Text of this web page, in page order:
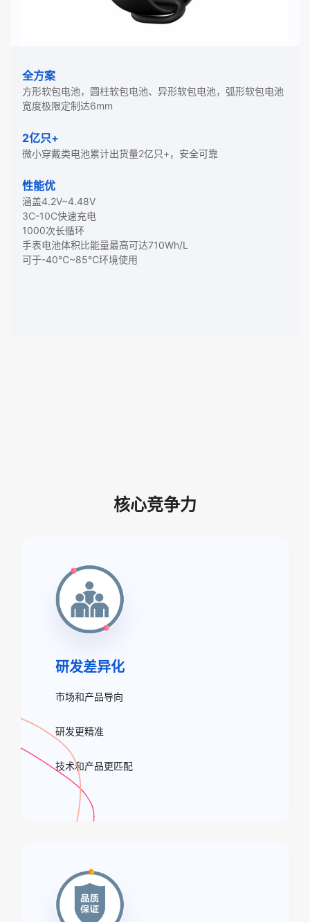
全方案
方形软包电池，圆柱软包电池、异形软包电池，弧形软包电池
宽度极限定制达6mm
2亿只+
微小穿戴类电池累计出货量2亿只+，安全可靠
性能优
涵盖4.2V~4.48V
3C-10C快速充电
1000次长循环
手表电池体积比能量最高可达710Wh/L
可于-40℃~85℃环境使用
核心竞争力
研发差异化
市场和产品导向
研发更精准
技术和产品更匹配